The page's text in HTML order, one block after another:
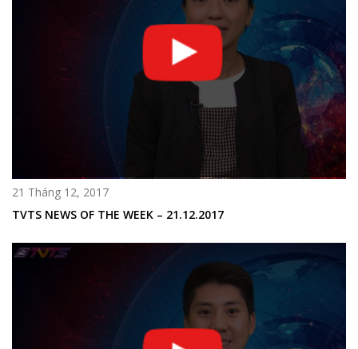
21 Tháng 12, 2017
TVTS NEWS OF THE WEEK – 21.12.2017